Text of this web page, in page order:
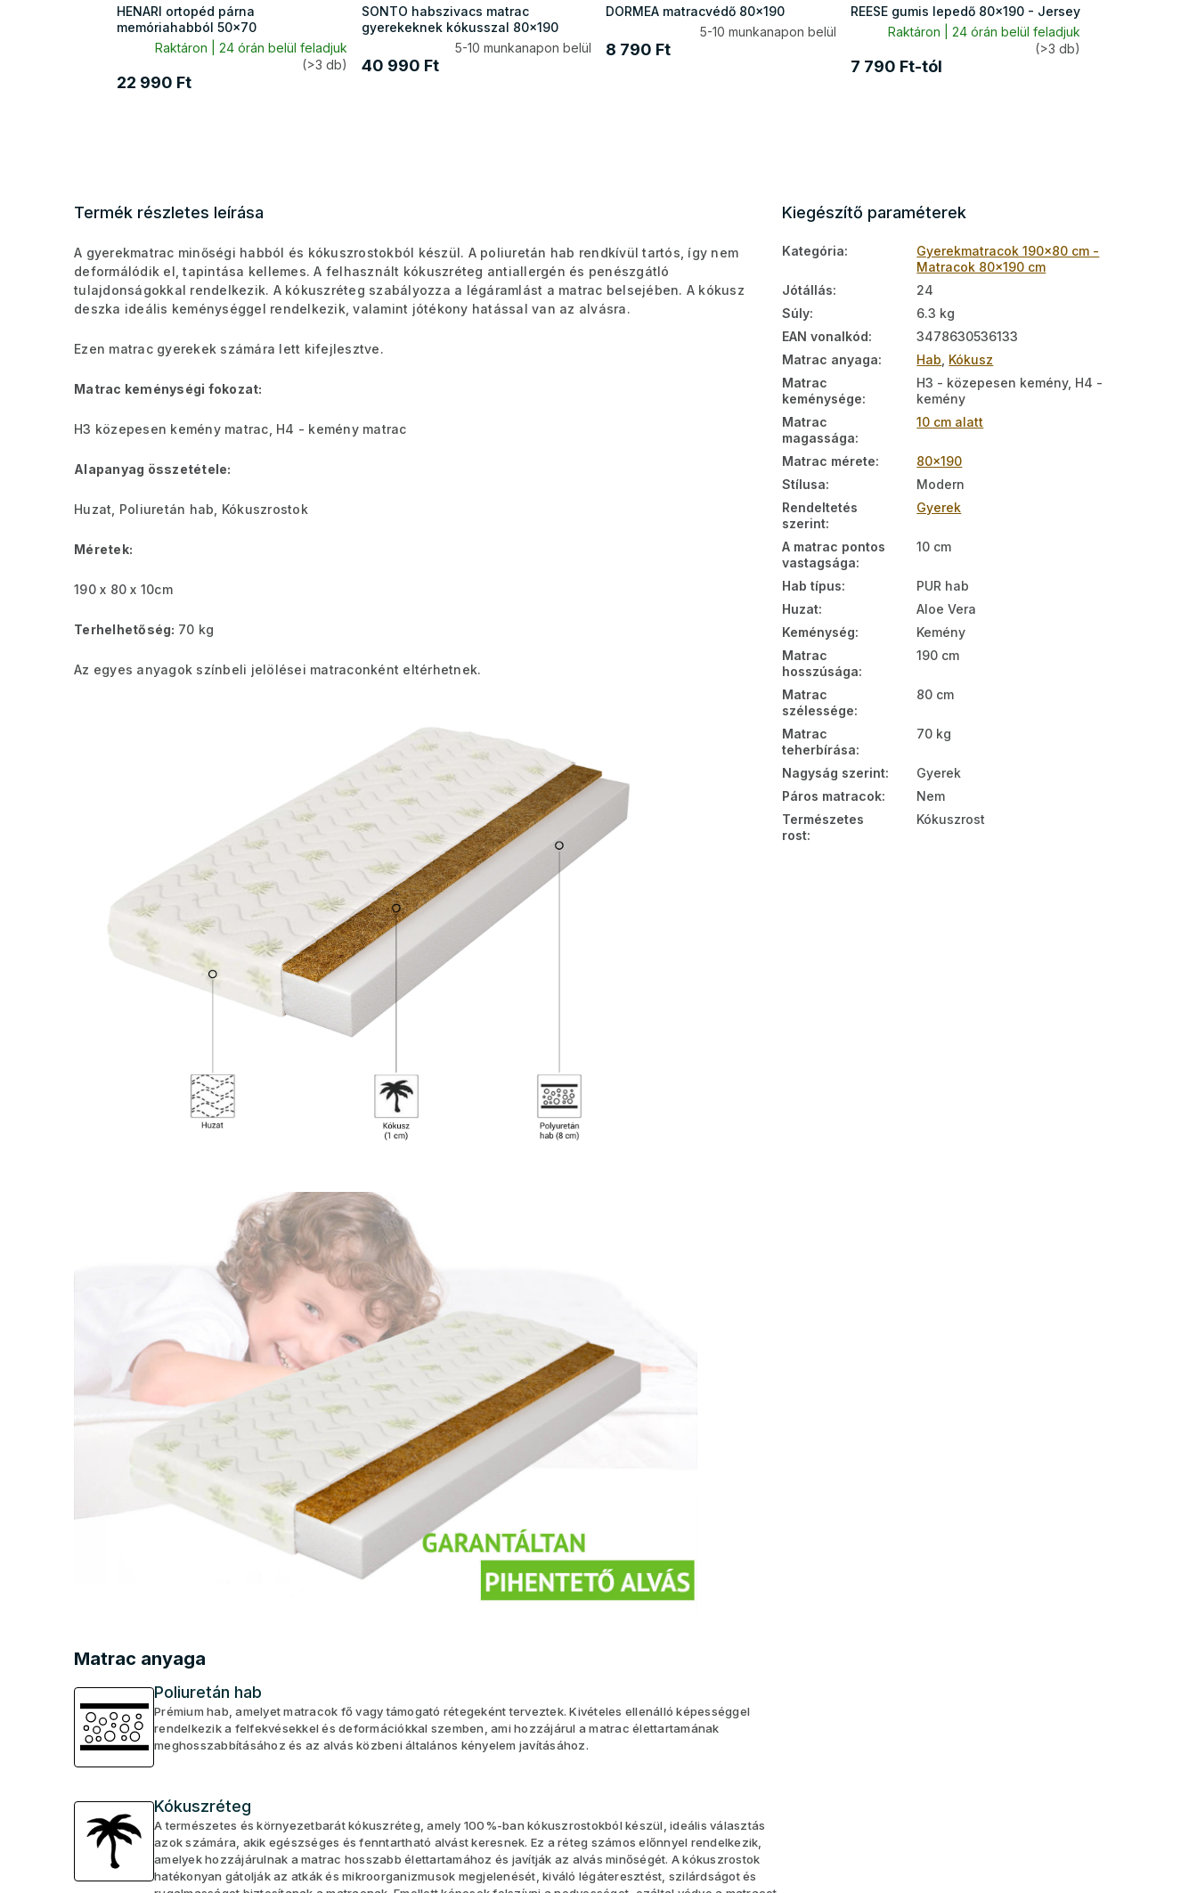
HENARI ortopéd párna
memóriahabból 50x70
Raktáron | 24 órán belül feladjuk
(>3 db)
22 990 Ft
SONTO habszivacs matrac
gyerekeknek kókusszal 80x190
5-10 munkanapon belül
40 990 Ft
DORMEA matracvédő 80x190
5-10 munkanapon belül
8 790 Ft
REESE gumis lepedő 80x190 - Jersey
Raktáron | 24 órán belül feladjuk
(>3 db)
7 790 Ft-tól
Termék részletes leírása
A gyerekmatrac minőségi habból és kókuszrostokból készül. A poliuretán hab rendkívül tartós, így nem
deformálódik el, tapintása kellemes. A felhasznált kókuszréteg antiallergén és penészgátló
tulajdonságokkal rendelkezik. A kókuszréteg szabályozza a légáramlást a matrac belsejében. A kókusz
deszka ideális keménységgel rendelkezik, valamint jótékony hatással van az alvásra.
Ezen matrac gyerekek számára lett kifejlesztve.
Matrac keménységi fokozat:
H3 közepesen kemény matrac, H4 - kemény matrac
Alapanyag összetétele:
Huzat, Poliuretán hab, Kókuszrostok
Méretek:
190 x 80 x 10cm
Terhelhetőség: 70 kg
Az egyes anyagok színbeli jelölései matraconként eltérhetnek.
Matrac anyaga
Poliuretán hab
Prémium hab, amelyet matracok fő vagy támogató rétegeként terveztek. Kivételes ellenálló képességgel
rendelkezik a felfekvésekkel és deformációkkal szemben, ami hozzájárul a matrac élettartamának
meghosszabbításához és az alvás közbeni általános kényelem javításához.
Kókuszréteg
A természetes és környezetbarát kókuszréteg, amely 100%-ban kókuszrostokból készül, ideális választás
azok számára, akik egészséges és fenntartható alvást keresnek. Ez a réteg számos előnnyel rendelkezik,
amelyek hozzájárulnak a matrac hosszabb élettartamához és javítják az alvás minőségét. A kókuszrostok
hatékonyan gátolják az atkák és mikroorganizmusok megjelenését, kiváló légáteresztést, szilárdságot és
Kiegészítő paraméterek
Kategória:
Gyerekmatracok 190x80 cm -
Matracok 80x190 cm
Jótállás:
24
Súly:
6.3 kg
EAN vonalkód:
3478630536133
Matrac anyaga: Hab Kókusz
Matrac
keménysége:
H3 - közepesen kemény, H4 -
kemény
Matrac
magassága:
10 cm alatt
Matrac mérete:
80x190
Stílusa:
Modern
Rendeltetés
szerint:
Gyerek
A matrac pontos
vastagsága:
10 cm
Hab típus:
PUR hab
Huzat:
Aloe Vera
Keménység:
Kemény
Matrac
hosszúsága:
190 cm
Matrac
szélessége:
80 cm
Matrac
teherbírása:
70 kg
Nagyság szerint:
Gyerek
Páros matracok:
Nem
Természetes
rost:
Kókuszrost